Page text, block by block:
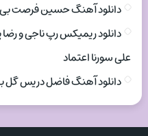
دانلود آهنگ حسین فرصت
دانلود ریمیکس رپ ناجی و
علی سورنا اعتماد
دانلود آهنگ فاضل دریس گل